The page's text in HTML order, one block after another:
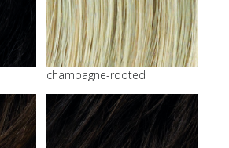
champagne-rooted